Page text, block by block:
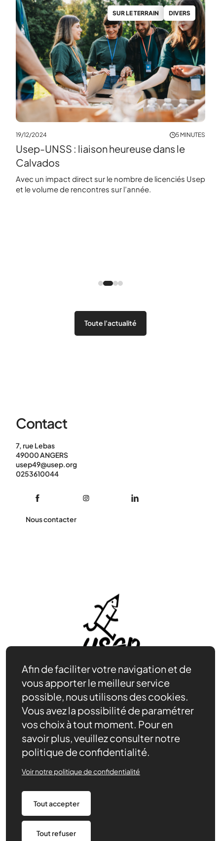
SUR LE TERRAIN DIVERS
19/12/2024 5 MINUTES
Usep-UNSS : liaison heureuse dans le
Calvados
Avec un impact direct sur le nombre de licenciés Usep
et le volume de rencontres sur l’année.
Toute l'actualité
Contact
7, rue Lebas
49000 ANGERS
usep49@usep.org
0253610044
Nous contacter
Être bénévole
Nos ressources
Notre rôle
Actualités
Agenda
Nous soutenir
Nous trouver
Politique de confidentialité
Afin de faciliter votre navigation et de
vous apporter le meilleur service
possible, nous utilisons des cookies.
Vous avez la possibilité de paramétrer
vos choix à tout moment. Pour en
savoir plus, veuillez consulter notre
politique de confidentialité.
Tout accepter
Tout refuser
Voir notre politique de confidentialité